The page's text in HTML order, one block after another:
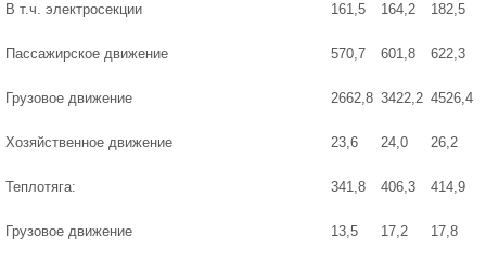
В т.ч. электросекции 161,5 164,2 182,5
Пассажирское движение 570,7 601,8 622,3
Грузовое движение 2662,8 3422,2 4526,4
Хозяйственное движение 23,6 24,0 26,2
Теплотяга: 341,8 406,3 414,9
Грузовое движение 13,5 17,2 17,8